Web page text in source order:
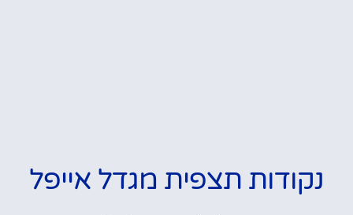
נקודות תצפית מגדל אייפל